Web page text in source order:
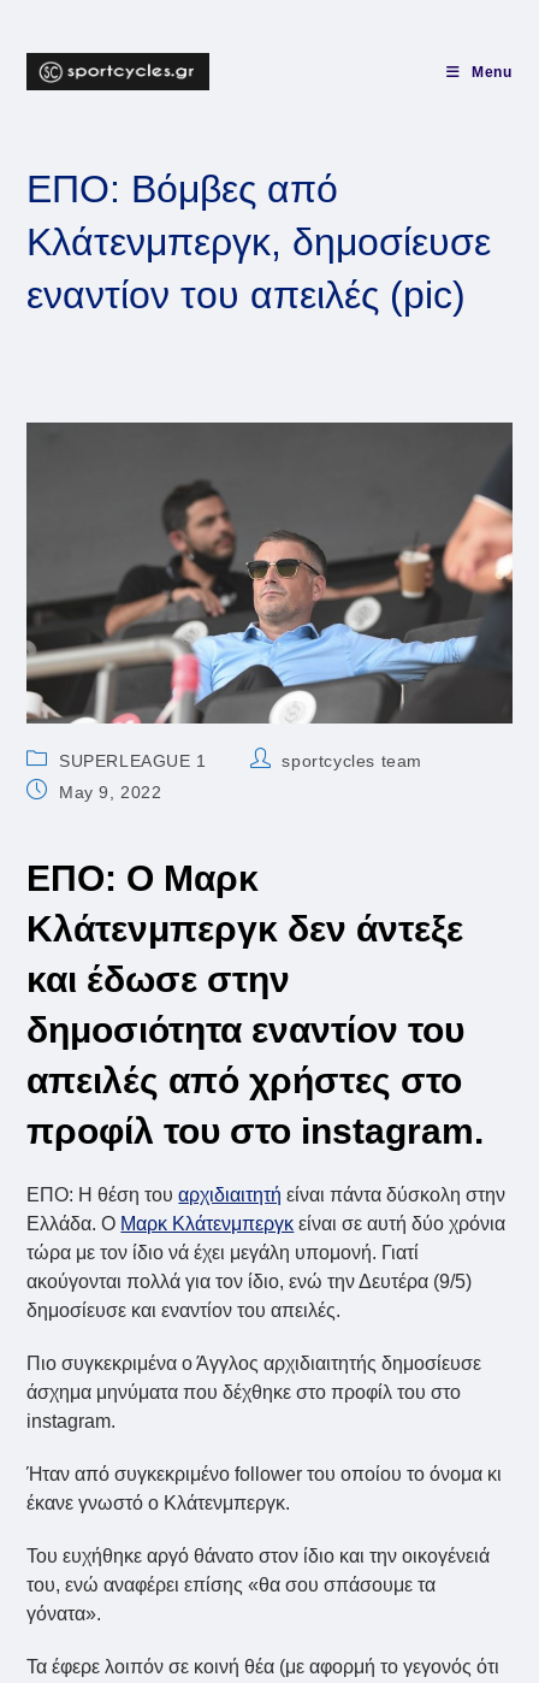
content
Menu
ΕΠΟ: Βόμβες από
Κλάτενμπεργκ, δημοσίευσε
εναντίον του απειλές (pic)
Post
category:
SUPERLEAGUE 1
Postsportcycles team
PostMay 9, 2022
ΕΠΟ: Ο Μαρκ
Κλάτενμπεργκ δεν άντεξε
και έδωσε στην
δημοσιότητα εναντίον του
απειλές από χρήστες στο
προφίλ του στο instagram.
ΕΠΟ: Η θέση τουαρχιδιαιτητή είναι πάντα δύσκολη στην
Ελλάδα. Ο Μαρκ Κλάτενμπεργκ είναι σε αυτή δύο χρόνια
τώρα με τον ίδιο νά έχει μεγάλη υπομονή. Γιατί
ακούγονται πολλά για τον ίδιο, ενώ την Δευτέρα (9/5)
δημοσίευσε και εναντίον του απειλές.
Πιο συγκεκριμένα ο Άγγλος αρχιδιαιτητής δημοσίευσε
άσχημα μηνύματα που δέχθηκε στο προφίλ του στο
instagram.
Ήταν από συγκεκριμένο follower του οποίου το όνομα κι
έκανε γνωστό ο Κλάτενμπεργκ.
Του ευχήθηκε αργό θάνατο στον ίδιο και την οικογένειά
του, ενώ αναφέρει επίσης «θα σου σπάσουμε τα
γόνατα».
Τα έφερε λοιπόν σε κοινή θέα (με αφορμή το γεγονός ότι